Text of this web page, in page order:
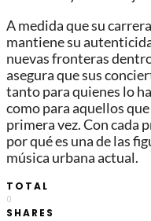
A medida que su
mantiene su
nuevas fronteras
asegura que sus
tanto para quienes lo
como para aquellos
primera vez. Con cada
por qué es una de las
música urbana actual.
TOTAL
0
SHARES